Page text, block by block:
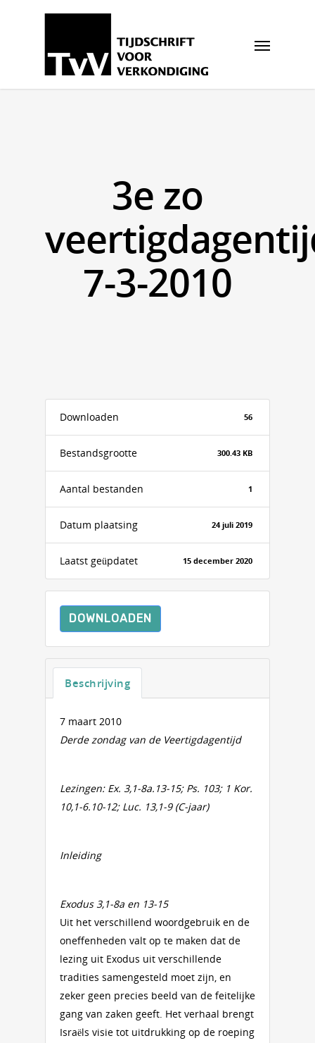
3e zo
7-3-2010
Downloaden 56
Bestandsgrootte 300.43 KB
Aantal bestanden 1
Datum plaatsing 24 juli 2019
Laatst geüpdatet 15 december 2020
DOWNLOADEN
Beschrijving
7 maart 2010
Derde zondag van de Veertigdagentijd
Lezingen: Ex. 3,1-8a.13-15; Ps. 103; 1 Kor.
10,1-6.10-12; Luc. 13,1-9 (C-jaar)
Inleiding
Exodus 3,1-8a en 13-15
Uit het verschillend woordgebruik en de
oneffenheden valt op te maken dat de
lezing uit Exodus uit verschillende
tradities samengesteld moet zijn, en
zeker geen precies beeld van de feitelijke
gang van zaken geeft. Het verhaal brengt
Israëls visie tot uitdrukking op de roeping